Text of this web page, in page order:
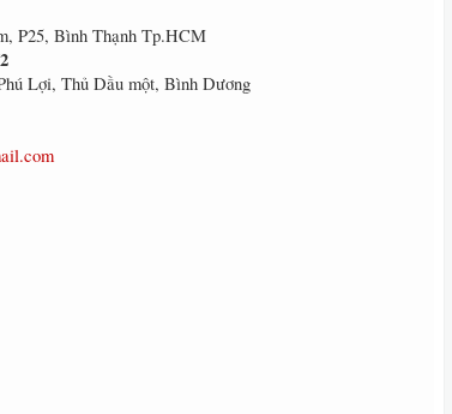
P25, Bình Thạnh Tp.HCM
Lợi, Thủ Dầu một, Bình Dương